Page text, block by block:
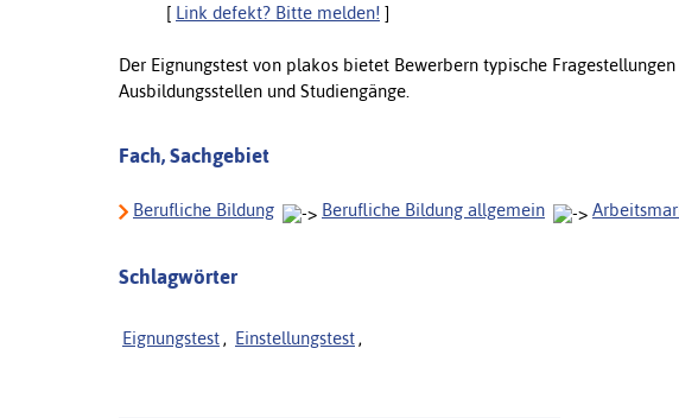
[ Link defekt? Bitte melden! ]
Der Eignungstest von plakos bietet Bewerbern typische
Ausbildungsstellen und Studiengänge.
Fach, Sachgebiet
Berufliche Bildung Berufliche Bildung allgemein
Schlagwörter
Eignungstest , Einstellungstest ,